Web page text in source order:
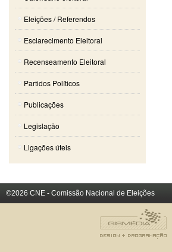
Eleições / Referendos
Esclarecimento Eleitoral
Recenseamento Eleitoral
Partidos Políticos
Publicações
Legislação
Ligações úteis
©2026 CNE - Comissão Nacional de Eleições